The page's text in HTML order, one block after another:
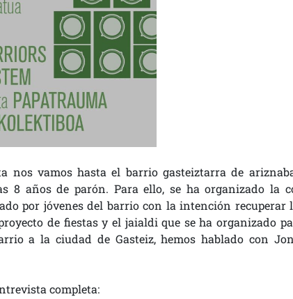
nos vamos hasta el barrio gasteiztarra de
8 años de parón. Para ello, se ha organizado la
por jóvenes del barrio con la intención
de fiestas y el jaialdi que se ha organizado
a la ciudad de Gasteiz, hemos hablado con
completa: